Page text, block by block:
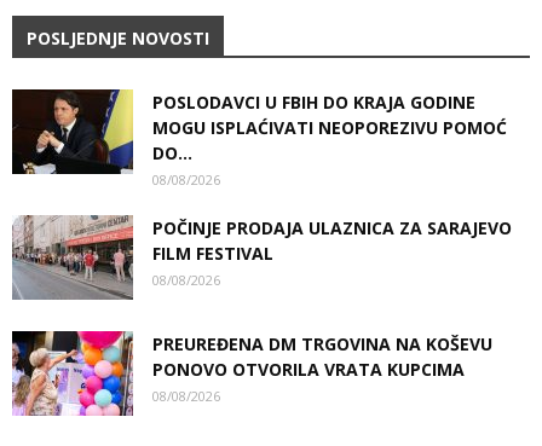
POSLJEDNJE NOVOSTI
POSLODAVCI U FBIH DO KRAJA GODINE
MOGU ISPLAĆIVATI NEOPOREZIVU POMOĆ
DO...
08/08/2026
POČINJE PRODAJA ULAZNICA ZA SARAJEVO
FILM FESTIVAL
08/08/2026
PREUREĐENA DM TRGOVINA NA KOŠEVU
PONOVO OTVORILA VRATA KUPCIMA
08/08/2026